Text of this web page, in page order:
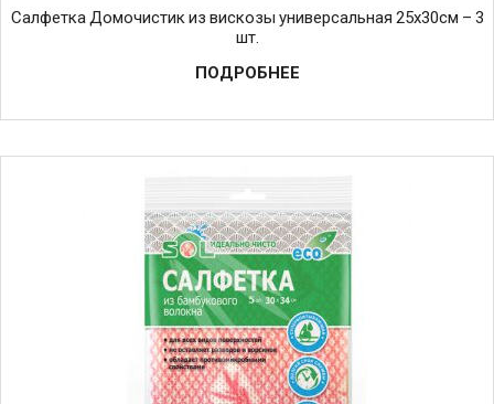
Салфетка Домочистик из вискозы универсальная 25х30см – 3
шт.
ПОДРОБНЕЕ